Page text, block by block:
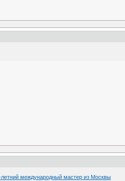
международный мастер из Москвы